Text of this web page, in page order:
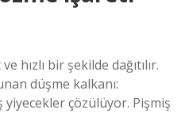
hızlı bir şekilde dağıtılır.
düşme kalkanı:
yiyecekler çözülüyor. Pişmiş